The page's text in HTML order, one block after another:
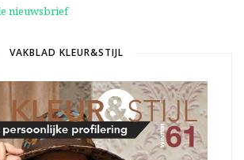
VAKBLAD KLEUR&STIJL